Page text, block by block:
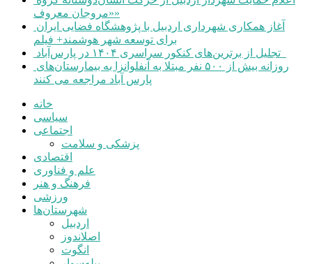
«مروجان معروف»
برای توسعه شهر هوشمند+ فیلم
پارس آباد مراجعه می کنند
خانه
سیاسی
اجتماعی
پزشکی و سلامت
اقتصادی
علم و فناوری
فرهنگ و هنر
ورزشی
شهرستان‌ها
اردبیل
اصلاندوز
انگوت